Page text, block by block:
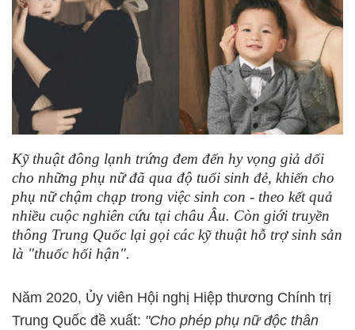
Kỹ thuật đông lạnh trứng đem đến hy vọng giả dối
cho những phụ nữ đã qua độ tuổi sinh đẻ, khiến cho
phụ nữ chậm chạp trong việc sinh con - theo kết quả
nhiều cuộc nghiên cứu tại châu Âu. Còn giới truyền
thông Trung Quốc lại gọi các kỹ thuật hỗ trợ sinh sản
là "thuốc hối hận".
Năm 2020, Ủy viên Hội nghị Hiệp thương Chính trị
Trung Quốc đề xuất: "Cho phép phụ nữ độc thân